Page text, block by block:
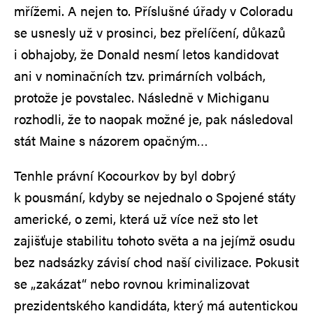
mřížemi. A nejen to. Příslušné úřady v Coloradu
se usnesly už v prosinci, bez přelíčení, důkazů
i obhajoby, že Donald nesmí letos kandidovat
ani v nominačních tzv. primárních volbách,
protože je povstalec. Následně v Michiganu
rozhodli, že to naopak možné je, pak následoval
stát Maine s názorem opačným…
Tenhle právní Kocourkov by byl dobrý
k pousmání, kdyby se nejednalo o Spojené státy
americké, o zemi, která už více než sto let
zajišťuje stabilitu tohoto světa a na jejímž osudu
bez nadsázky závisí chod naší civilizace. Pokusit
se „zakázat“ nebo rovnou kriminalizovat
prezidentského kandidáta, který má autentickou